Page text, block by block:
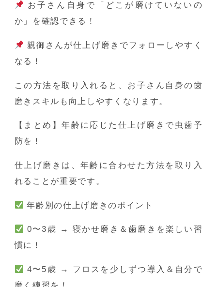
お子さん自身で「どこが磨けていないの
か」を確認できる！
親御さんが仕上げ磨きでフォローしやすく
なる！
この方法を取り入れると、 お子さん自身の歯
磨きスキルも向上しやすくなります。
【まとめ】年齢に応じた仕上げ磨きで虫歯予
防を！
仕上げ磨きは、年齢に合わせた方法を取り入
れることが重要です。
年齢別の仕上げ磨きのポイント
0〜3歳 → 寝かせ磨き＆歯磨きを楽しい習
慣に！
4〜5歳 → フロスを少しずつ導入＆自分で